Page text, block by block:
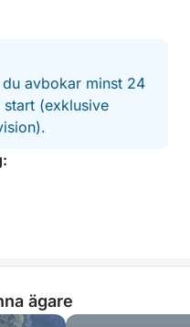
avbokar minst 24
(exklusive
ägare